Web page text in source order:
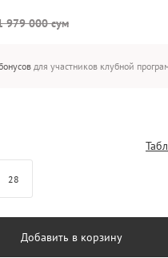
979 000 сум
для участников клубной
28
Добавить в корзину